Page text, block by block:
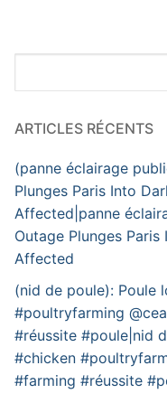
ARTICLES RÉCENTS
(panne éclairage
Plunges Paris Into
Affected|panne
Outage Plunges
Affected
(nid de poule): Poule
#poultryfarming
#réussite #poule|nid
#chicken
#farming #réussite